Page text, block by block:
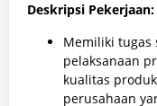
Deskripsi Pekerjaan:
Memiliki tugas
pelaksanaan
kualitas
perusahaan